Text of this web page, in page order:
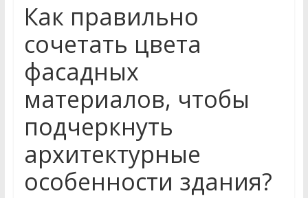
Как правильно
сочетать цвета
фасадных
материалов, чтобы
подчеркнуть
архитектурные
особенности здания?